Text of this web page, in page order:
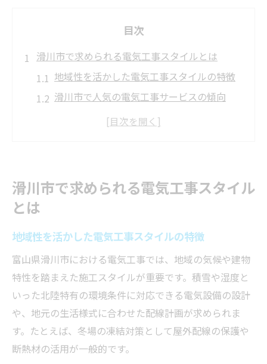
目次
滑川市で求められる電気工事スタイルとは
地域性を活かした電気工事スタイルの特徴
滑川市で人気の電気工事サービスの傾向
安心できる電気工事選びの基準を解説
家庭用電気工事で失敗しない選び方
省エネを意識した電気工事の進め方
現代生活に最適な電気工事の提案例
電気工事の安全対策と最新スタイル
滑川市内で安心して相談できる電気工事の基準
信頼できる電気工事業者の見分け方
滑川市で安心の電気工事相談ポイント
滑川市で求められる電気工事スタイル
とは
地域性を活かした電気工事スタイルの特徴
富山県滑川市における電気工事では、地域の気候や建物
特性を踏まえた施工スタイルが重要です。積雪や湿度と
いった北陸特有の環境条件に対応できる電気設備の設計
や、地元の生活様式に合わせた配線計画が求められま
す。たとえば、冬場の凍結対策として屋外配線の保護や
断熱材の活用が一般的です。